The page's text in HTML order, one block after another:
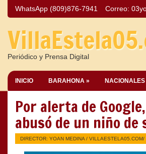
WhatsApp (809)876-7941 Correo:
Periódico y Prensa Digital
INICIO BARAHONA » NACIONALES
Por alerta de
abusó de un niño de
DIRECTOR: YOAN MEDINA / VILLAESTELA05.COM/